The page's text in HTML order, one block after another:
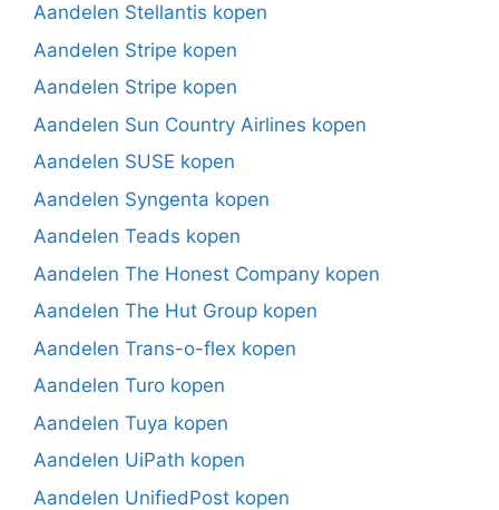
Aandelen Stellantis kopen
Aandelen Stripe kopen
Aandelen Stripe kopen
Aandelen Sun Country Airlines kopen
Aandelen SUSE kopen
Aandelen Syngenta kopen
Aandelen Teads kopen
Aandelen The Honest Company kopen
Aandelen The Hut Group kopen
Aandelen Trans-o-flex kopen
Aandelen Turo kopen
Aandelen Tuya kopen
Aandelen UiPath kopen
Aandelen UnifiedPost kopen